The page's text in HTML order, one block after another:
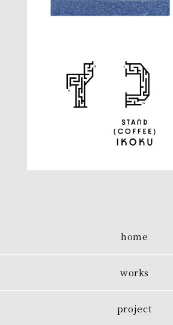
home
works
project